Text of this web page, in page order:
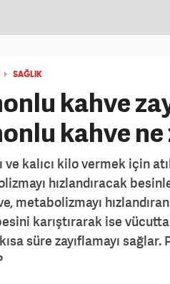
SAĞLIK
kahve
kahve
ve kalıcı kilo vermek için
hızlandıracak
metabolizmayı
karıştırarak ise
süre zayıflamayı